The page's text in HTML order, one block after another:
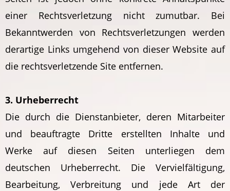
einer Rechtsverletzung nicht zumutbar. Bei
Bekanntwerden von Rechtsverletzungen werden
derartige Links umgehend von dieser Website auf
die rechtsverletzende Site entfernen.
3. Urheberrecht
Die durch die Dienstanbieter, deren Mitarbeiter
und beauftragte Dritte erstellten Inhalte und
Werke auf diesen Seiten unterliegen dem
deutschen Urheberrecht. Die Vervielfältigung,
Bearbeitung, Verbreitung und jede Art der